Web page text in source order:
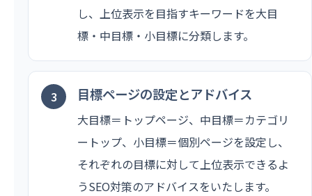
し、上位表示を目指すキーワードを大目
標・中目標・小目標に分類します。
目標ページの設定とアドバイス
大目標＝トップページ、中目標＝カテゴリ
ートップ、小目標＝個別ページを設定し、
それぞれの目標に対して上位表示できるよ
うSEO対策のアドバイスをいたします。